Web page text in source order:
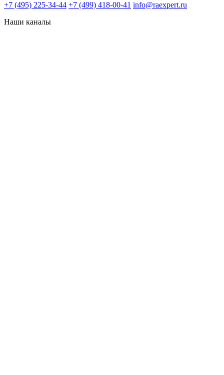
+7 (495) 225-34-44 +7 (499) 418-00-41 info@raexpert.ru
Наши каналы